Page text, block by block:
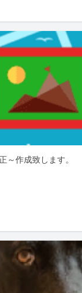
～作成致します。